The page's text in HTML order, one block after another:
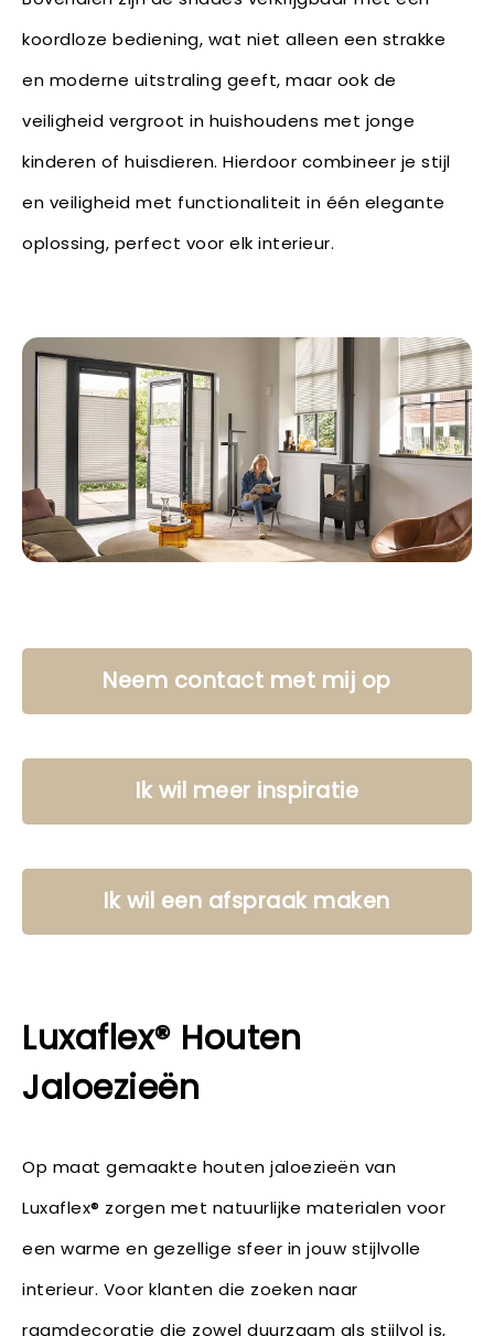
koordloze bediening, wat niet alleen een strakke
en moderne uitstraling geeft, maar ook de
veiligheid vergroot in huishoudens met jonge
kinderen of huisdieren. Hierdoor combineer je stijl
en veiligheid met functionaliteit in één elegante
oplossing, perfect voor elk interieur.
Neem contact met mij op
Ik wil meer inspiratie
Ik wil een afspraak maken
Luxaflex® Houten
Jaloezieën
Op maat gemaakte houten jaloezieën van
Luxaflex® zorgen met natuurlijke materialen voor
een warme en gezellige sfeer in jouw stijlvolle
interieur. Voor klanten die zoeken naar
raamdecoratie die zowel duurzaam als stijlvol is,